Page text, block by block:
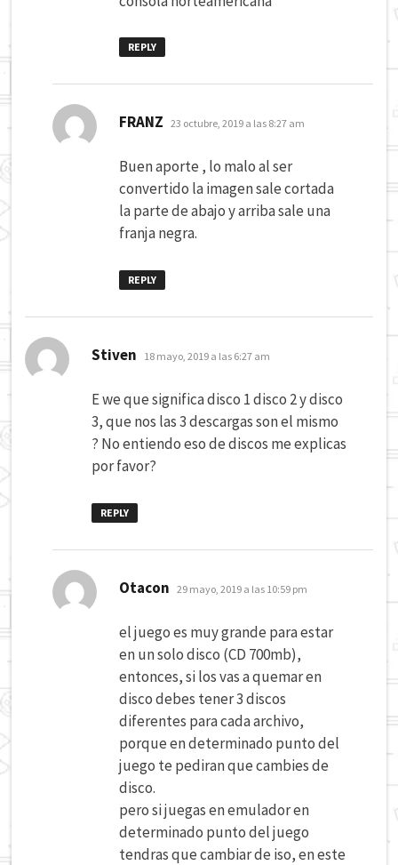
REPLY
FRANZ dice:
23 octubre, 2019 a las 8:27 am
Buen aporte , lo malo al ser
convertido la imagen sale cortada
la parte de abajo y arriba sale una
franja negra.
REPLY
Stiven dice:
18 mayo, 2019 a las 6:27 am
E we que significa disco 1 disco 2 y disco
3, que nos las 3 descargas son el mismo
? No entiendo eso de discos me explicas
por favor?
REPLY
Otacon dice:
29 mayo, 2019 a las 10:59 pm
el juego es muy grande para estar
en un solo disco (CD 700mb),
entonces, si los vas a quemar en
disco debes tener 3 discos
diferentes para cada archivo,
porque en determinado punto del
juego te pediran que cambies de
disco.
pero si juegas en emulador en
determinado punto del juego
tendras que cambiar de iso, en este